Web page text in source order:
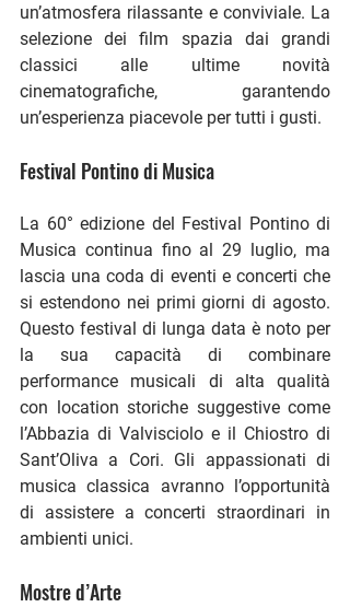
un’atmosfera rilassante e conviviale. La
selezione dei film spazia dai grandi
classici alle ultime novità
cinematografiche, garantendo
un’esperienza piacevole per tutti i gusti​.
Festival Pontino di Musica
La 60° edizione del Festival Pontino di
Musica continua fino al 29 luglio, ma
lascia una coda di eventi e concerti che
si estendono nei primi giorni di agosto.
Questo festival di lunga data è noto per
la sua capacità di combinare
performance musicali di alta qualità
con location storiche suggestive come
l’Abbazia di Valvisciolo e il Chiostro di
Sant’Oliva a Cori. Gli appassionati di
musica classica avranno l’opportunità
di assistere a concerti straordinari in
ambienti unici​.
Mostre d’Arte